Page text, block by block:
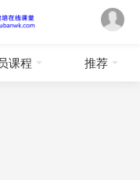
课程 推荐